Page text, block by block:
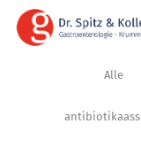
Alle